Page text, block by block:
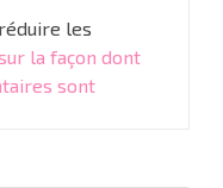
les
la façon dont
sont